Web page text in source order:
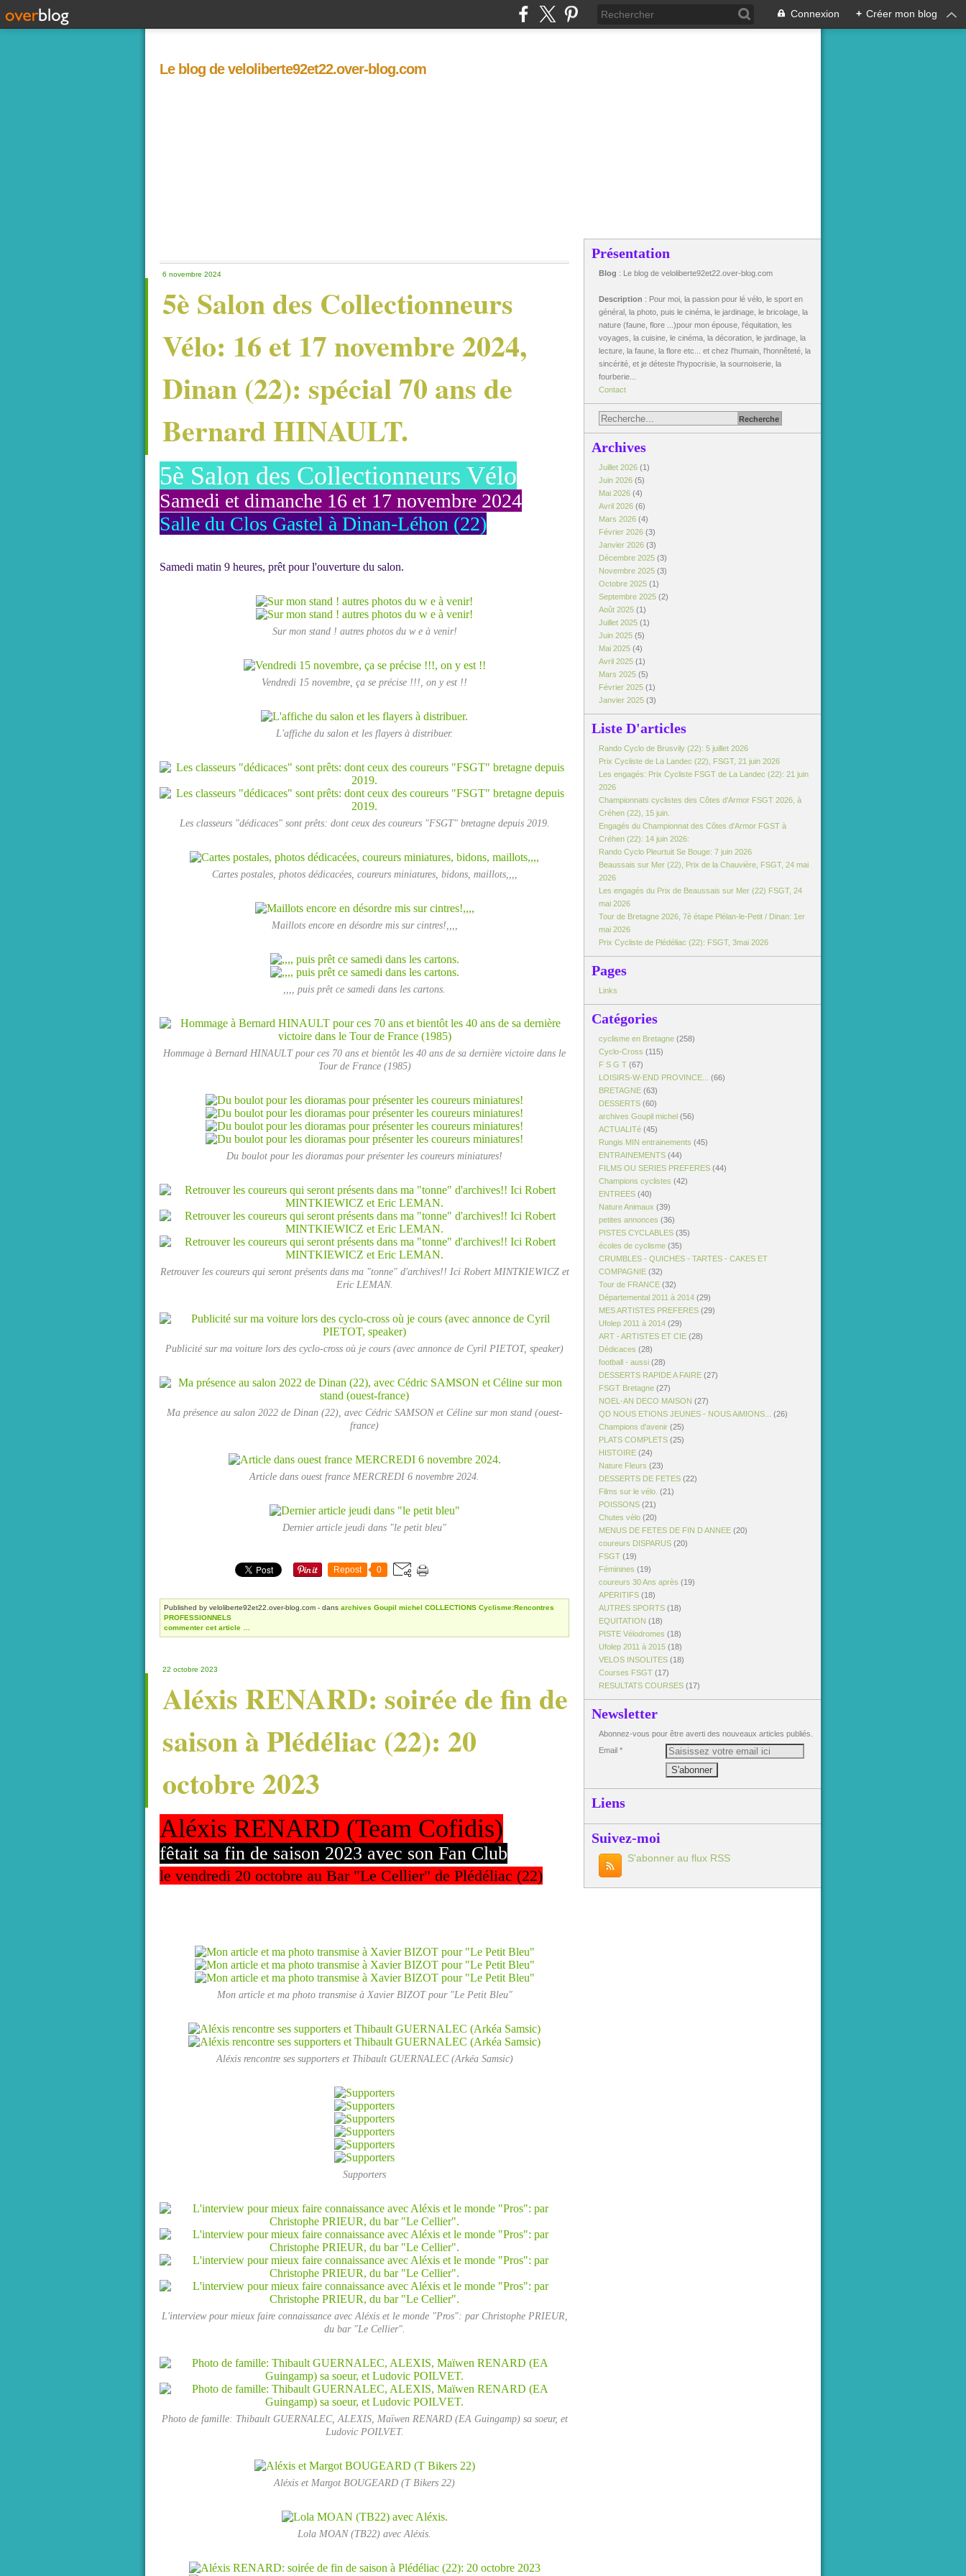
Connexion + Créer mon blog
Le blog de veloliberte92et22.over-blog.com
6 novembre 2024
5è Salon des Collectionneurs
Vélo: 16 et 17 novembre 2024,
Dinan (22): spécial 70 ans de
Bernard HINAULT.
5è Salon des Collectionneurs Vélo
Samedi et dimanche 16 et 17 novembre 2024
Salle du Clos Gastel à Dinan-Léhon (22)
Samedi matin 9 heures, prêt pour l'ouverture du salon.
Sur mon stand ! autres photos du w e à venir!
Vendredi 15 novembre, ça se précise !!!, on y est !!
L'affiche du salon et les flayers à distribuer.
Les classeurs "dédicaces" sont prêts: dont ceux des coureurs "FSGT" bretagne depuis 2019.
Cartes postales, photos dédicacées, coureurs miniatures, bidons, maillots,,,,
Maillots encore en désordre mis sur cintres!,,,,
,,,, puis prêt ce samedi dans les cartons.
Hommage à Bernard HINAULT pour ces 70 ans et bientôt les 40 ans de sa dernière victoire dans le
Tour de France (1985)
Du boulot pour les dioramas pour présenter les coureurs miniatures!
Retrouver les coureurs qui seront présents dans ma "tonne" d'archives!! Ici Robert MINTKIEWICZ et
Eric LEMAN.
Publicité sur ma voiture lors des cyclo-cross où je cours (avec annonce de Cyril PIETOT, speaker)
Ma présence au salon 2022 de Dinan (22), avec Cédric SAMSON et Céline sur mon stand (ouest-
france)
Article dans ouest france MERCREDI 6 novembre 2024.
Dernier article jeudi dans "le petit bleu"
Repost 0
Published by veloliberte92et22.over-blog.com - dans archives Goupil michel COLLECTIONS Cyclisme:Rencontres
PROFESSIONNELS
commenter cet article
22 octobre 2023
Aléxis RENARD: soirée de fin de
saison à Plédéliac (22): 20
octobre 2023
Aléxis RENARD (Team Cofidis)
fêtait sa fin de saison 2023 avec son Fan Club
le vendredi 20 octobre au Bar "Le Cellier" de Plédéliac (22)
Mon article et ma photo transmise à Xavier BIZOT pour "Le Petit Bleu"
Aléxis rencontre ses supporters et Thibault GUERNALEC (Arkéa Samsic)
Supporters
L'interview pour mieux faire connaissance avec Aléxis et le monde "Pros": par Christophe PRIEUR,
du bar "Le Cellier".
Photo de famille: Thibault GUERNALEC, ALEXIS, Maïwen RENARD (EA Guingamp) sa soeur, et
Ludovic POILVET.
Aléxis et Margot BOUGEARD (T Bikers 22)
Lola MOAN (TB22) avec Aléxis.
Présentation
Blog : Le blog de veloliberte92et22.over-blog.com
Description : Pour moi, la passion pour lé vélo, le sport en
général, la photo, puis le cinéma, le jardinage, le bricolage, la
nature (faune, flore ...)pour mon épouse, l'équitation, les
voyages, la cuisine, le cinéma, la décoration, le jardinage, la
lecture, la faune, la flore etc... et chez l'humain, l'honnêteté, la
sincérité, et je déteste l'hypocrisie, la sournoiserie, la
fourberie...
Contact
Archives
Juillet 2026 (1)
Juin 2026 (5)
Mai 2026 (4)
Avril 2026 (6)
Mars 2026 (4)
Février 2026 (3)
Janvier 2026 (3)
Décembre 2025 (3)
Novembre 2025 (3)
Octobre 2025 (1)
Septembre 2025 (2)
Août 2025 (1)
Juillet 2025 (1)
Juin 2025 (5)
Mai 2025 (4)
Avril 2025 (1)
Mars 2025 (5)
Février 2025 (1)
Janvier 2025 (3)
Liste D'articles
Rando Cyclo de Brusvily (22): 5 juillet 2026
Prix Cycliste de La Landec (22), FSGT, 21 juin 2026
Les engagés: Prix Cycliste FSGT de La Landec (22): 21 juin
2026
Championnats cyclistes des Côtes d'Armor FSGT 2026, à
Créhen (22), 15 juin.
Engagés du Championnat des Côtes d'Armor FGST à
Créhen (22): 14 juin 2026:
Rando Cyclo Pleurtuit Se Bouge: 7 juin 2026
Beaussais sur Mer (22), Prix de la Chauvière, FSGT, 24 mai
2026
Les engagés du Prix de Beaussais sur Mer (22) FSGT, 24
mai 2026
Tour de Bretagne 2026, 7è étape Plélan-le-Petit / Dinan: 1er
mai 2026
Prix Cycliste de Plédéliac (22): FSGT, 3mai 2026
Pages
Links
Catégories
cyclisme en Bretagne (258)
Cyclo-Cross (115)
F S G T (67)
LOISIRS-W-END PROVINCE...
(66)
BRETAGNE (63)
DESSERTS (60)
archives Goupil michel (56)
ACTUALITé (45)
Rungis MIN entrainements (45)
ENTRAINEMENTS (44)
FILMS OU SERIES PREFERES (44)
Champions cyclistes (42)
ENTREES (40)
Nature Animaux (39)
petites annonces (36)
PISTES CYCLABLES (35)
écoles de cyclisme (35)
CRUMBLES - QUICHES - TARTES - CAKES ET
COMPAGNIE (32)
Tour de FRANCE (32)
Départemental 2011 à 2014 (29)
MES ARTISTES PREFERES (29)
Ufolep 2011 à 2014 (29)
ART - ARTISTES ET CIE (28)
Dédicaces (28)
football - aussi (28)
DESSERTS RAPIDE A FAIRE (27)
FSGT Bretagne (27)
NOEL-AN DECO MAISON (27)
QD NOUS ETIONS JEUNES - NOUS AiMIONS...
(26)
Champions d'avenir (25)
PLATS COMPLETS (25)
HISTOIRE (24)
Nature Fleurs (23)
DESSERTS DE FETES (22)
Films sur le vélo. (21)
POISSONS (21)
Chutes vélo (20)
MENUS DE FETES DE FIN D ANNEE (20)
coureurs DISPARUS (20)
FSGT (19)
Féminines (19)
coureurs 30 Ans après (19)
APERITIFS (18)
AUTRES SPORTS (18)
EQUITATION (18)
PISTE Vélodromes (18)
Ufolep 2011 à 2015 (18)
VELOS INSOLITES (18)
Courses FSGT (17)
RESULTATS COURSES (17)
Newsletter
Abonnez-vous pour être averti des nouveaux articles publiés.
Email
Liens
Suivez-moi
S'abonner au flux RSS